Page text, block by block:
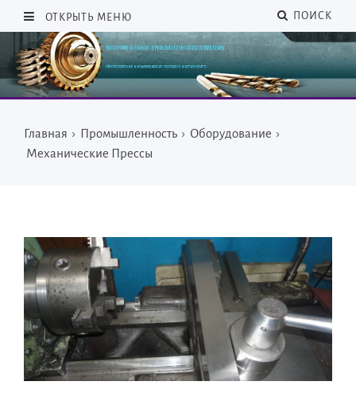
ОТКРЫТЬ МЕНЮ ПОИСК
Главная › Промышленность › Оборудование ›
Механические Прессы